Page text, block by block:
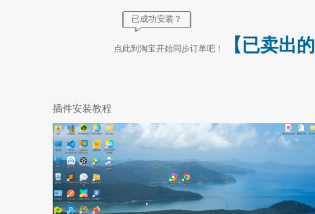
已成功安装？
点此到淘宝开始同步订单吧！ 【已卖出
插件安装教程